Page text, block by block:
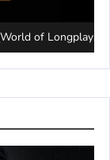
of Longplays]